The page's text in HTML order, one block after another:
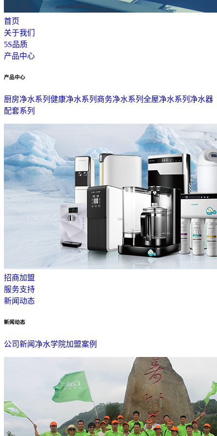
首页
关于我们
5S品质
产品中心
产品中心
厨房净水系列 健康净水系列 商务净水系列 全屋净水系列 净水器
配套系列
招商加盟
服务支持
新闻动态
新闻动态
公司新闻 净水学院加盟案例